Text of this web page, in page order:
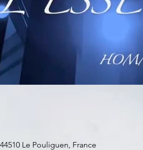
Le Pouliguen, France